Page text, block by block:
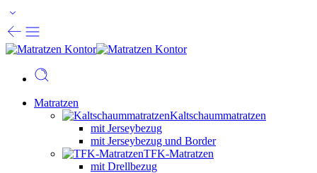
Matratzen
Kaltschaummatratzen
mit Jerseybezug
mit Jerseybezug und Border
TFK-Matratzen
mit Drellbezug